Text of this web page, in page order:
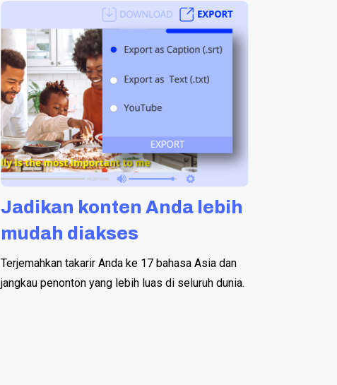
Jadikan konten Anda lebih
mudah diakses
Terjemahkan takarir Anda ke 17 bahasa Asia dan
jangkau penonton yang lebih luas di seluruh dunia.